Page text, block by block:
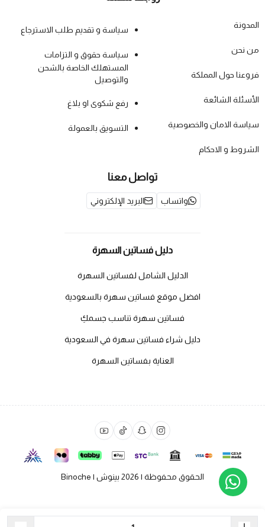
المدونة
من نحن
فروعنا حول المملكة
الأسئلة الشائعة
سياسة الامان والخصوصية
الشروط و الاحكام
سياسة و تقديم طلب الاسترجاع
سياسة حقوق و التزامات
المستهلك الخاصة بالشحن
والتوصيل
رفع شكوى او بلاغ
التسويق بالعمولة
تواصل معنا
واتساب البريد الإلكتروني
دليل فساتين السهرة
الدليل الشامل لفساتين السهرة
افضل موقع فساتين سهرة بالسعودية
فساتين سهرة تناسب جسمكِ
دليل شراء فساتين سهرة في السعودية
العناية بفساتين السهرة
الحقوق محفوظة | 2026 بينوش | Binoche